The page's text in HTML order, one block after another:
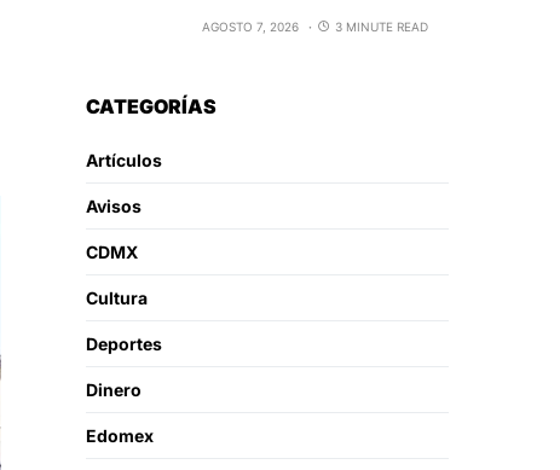
AGOSTO 7, 2026 3 MINUTE READ
CATEGORÍAS
Artículos
Avisos
CDMX
Cultura
Deportes
Dinero
Edomex